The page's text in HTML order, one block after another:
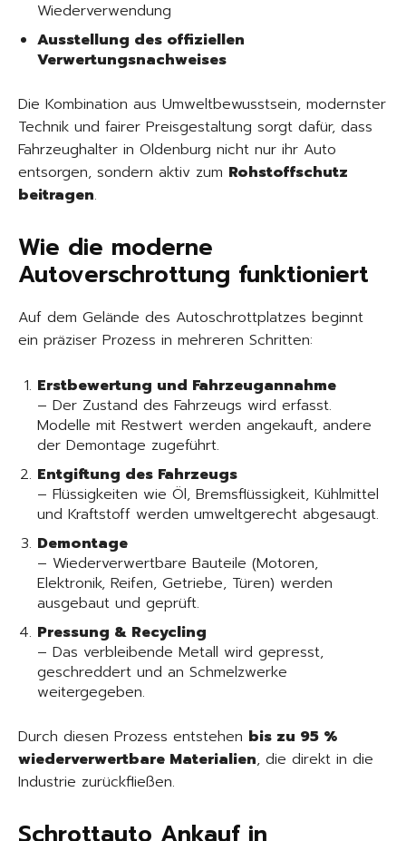
Wiederverwendung
Ausstellung des offiziellen
Verwertungsnachweises
Die Kombination aus Umweltbewusstsein, modernster
Technik und fairer Preisgestaltung sorgt dafür, dass
Fahrzeughalter in Oldenburg nicht nur ihr Auto
entsorgen, sondern aktiv zum Rohstoffschutz
beitragen.
Wie die moderne
Autoverschrottung funktioniert
Auf dem Gelände des Autoschrottplatzes beginnt
ein präziser Prozess in mehreren Schritten:
Erstbewertung und Fahrzeugannahme
– Der Zustand des Fahrzeugs wird erfasst.
Modelle mit Restwert werden angekauft, andere
der Demontage zugeführt.
Entgiftung des Fahrzeugs
– Flüssigkeiten wie Öl, Bremsflüssigkeit, Kühlmittel
und Kraftstoff werden umweltgerecht abgesaugt.
Demontage
– Wiederverwertbare Bauteile (Motoren,
Elektronik, Reifen, Getriebe, Türen) werden
ausgebaut und geprüft.
Pressung & Recycling
– Das verbleibende Metall wird gepresst,
geschreddert und an Schmelzwerke
weitergegeben.
Durch diesen Prozess entstehen bis zu 95 %
wiederverwertbare Materialien, die direkt in die
Industrie zurückfließen.